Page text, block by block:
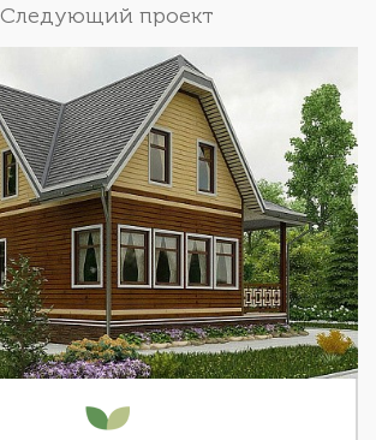
Следующий проект